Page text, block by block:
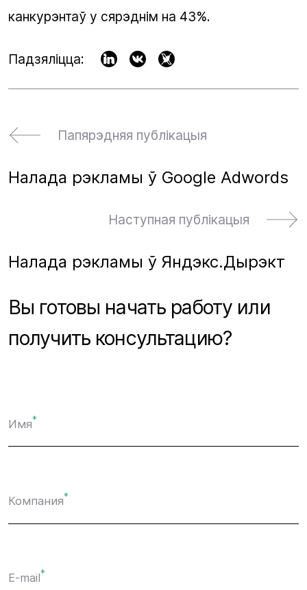
канкурэнтаў у сярэднім на 43%.
Падзяліцца:
Папярэдняя публікацыя
Налада рэкламы ў Google Adwords
Наступная публікацыя
Налада рэкламы ў Яндэкс.Дырэкт
Вы готовы начать работу или
получить консультацию?
Имя*
Компания*
E-mail*